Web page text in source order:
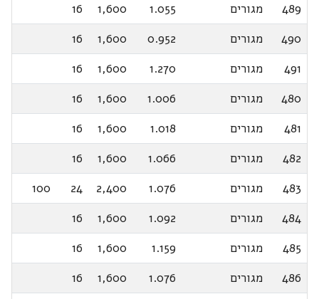
489
מגורים 1.055
1,600
16
490
מגורים 0.952
1,600
16
491
מגורים 1.270
1,600
16
480
מגורים 1.006
1,600
16
481
מגורים 1.018
1,600
16
482
מגורים 1.066
1,600
16
483
מגורים 1.076
2,400
24
100
484
מגורים 1.092
1,600
16
485
מגורים 1.159
1,600
16
486
מגורים 1.076
1,600
16